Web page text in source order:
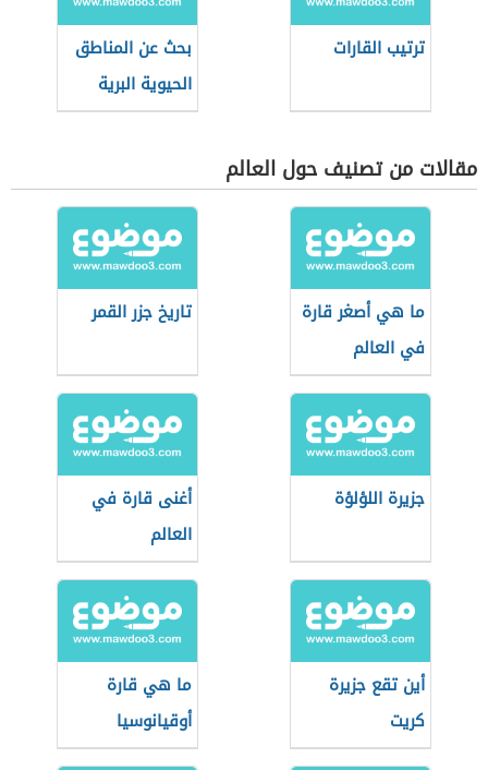
ترتيب القارات
بحث عن المناطق
الحيوية البرية
مقالات من تصنيف حول العالم
ما هي أصغر قارة
في العالم
تاريخ جزر القمر
جزيرة اللؤلؤة
أغنى قارة في
العالم
أين تقع جزيرة
كريت
ما هي قارة
أوقيانوسيا